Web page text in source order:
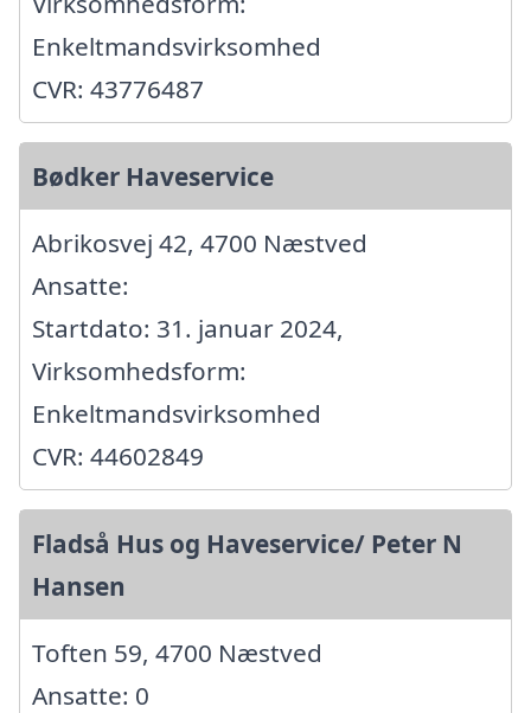
Enkeltmandsvirksomhed
CVR: 43776487
Bødker Haveservice
Abrikosvej 42, 4700 Næstved
Ansatte:
Startdato: 31. januar 2024,
Virksomhedsform:
Enkeltmandsvirksomhed
CVR: 44602849
Fladså Hus og Haveservice/ Peter N
Hansen
Toften 59, 4700 Næstved
Ansatte: 0